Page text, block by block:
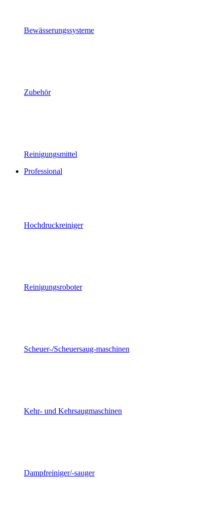
Bewässerungssysteme
Zubehör
Reinigungsmittel
Professional
Hochdruckreiniger
Reinigungsroboter
Scheuer-/Scheuersaug-maschinen
Kehr- und Kehrsaugmaschinen
Dampfreiniger/-sauger